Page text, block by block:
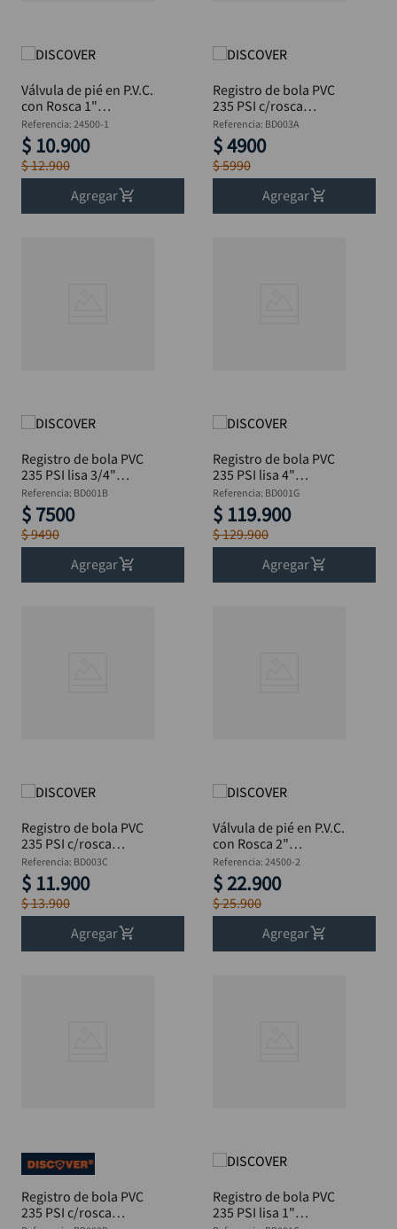
Válvula de pié en P.V.C.
con Rosca 1"
DISCOVER
Referencia: 24500-1
$ 10.900
$12.900
Agregar
Registro de bola PVC
235 PSI c/rosca
interna 1/2"
DISCOVER
Referencia: BD003A
$4900
$5990
Agregar
Registro de bola PVC
235 PSI lisa 3/4"
DISCOVER
Referencia: BD001B
$ 7500
$9490
Agregar
Registro de bola PVC
235 PSI lisa 4"
DISCOVER
Referencia: BD001G
$ 119.900
$129.900
Agregar
Registro de bola PVC
235 PSI c/rosca
interna 1" DISCOVER
Referencia: BD003C
$ 11.900
$13.900
Agregar
Válvula de pié en P.V.C.
con Rosca 2"
DISCOVER
Referencia: 24500-2
$ 22.900
$25.900
Agregar
Registro de bola PVC
235 PSI c/rosca
Registro de bola PVC
235 PSI lisa 1"